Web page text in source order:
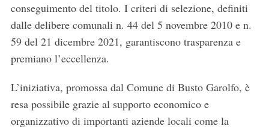
conseguimento del titolo. I criteri di selezione, definiti
dalle delibere comunali n. 44 del 5 novembre 2010 e n.
59 del 21 dicembre 2021, garantiscono trasparenza e
premiano l’eccellenza.
L’iniziativa, promossa dal Comune di Busto Garolfo, è
resa possibile grazie al supporto economico e
organizzativo di importanti aziende locali come la